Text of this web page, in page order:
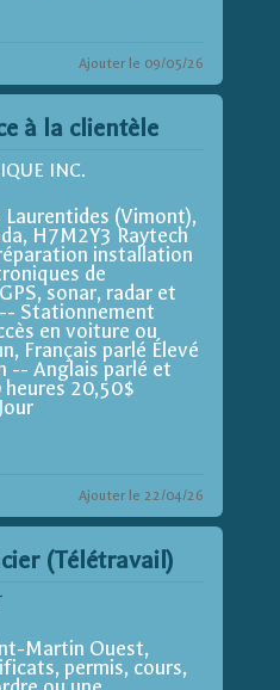
Ajouter le 09/05/26
à la clientèle
INC.
(Vimont),
H7M2Y3 Raytech
installation
de
sonar, radar et
Stationnement
en voiture ou
Français parlé Élevé
-- Anglais parlé et
20,50$
Ajouter le 22/04/26
(Télétravail)
Martin Ouest,
permis, cours,